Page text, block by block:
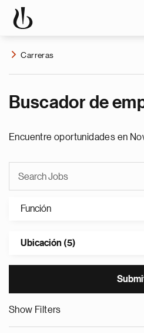
Carreras
Buscador de
Encuentre oportunidades en
Función
Ubicación (5)
Show Filters